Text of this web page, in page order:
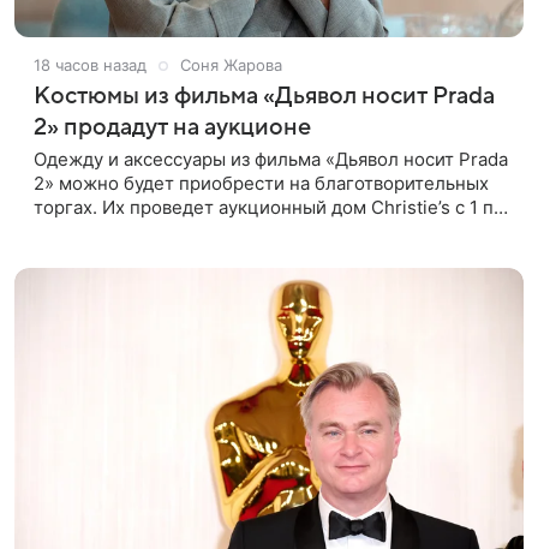
18 часов назад Соня Жарова
Костюмы из фильма «Дьявол носит Prada
2» продадут на аукционе
Одежду и аксессуары из фильма «Дьявол носит Prada
2» можно будет приобрести на благотворительных
торгах. Их проведет аукционный дом Christie’s с 1 по